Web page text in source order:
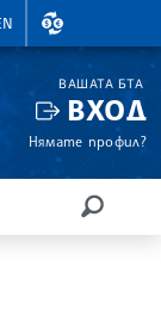
ВАЛУТНИ
ВАШАТА БТА
ВХОД
Нямате профил?